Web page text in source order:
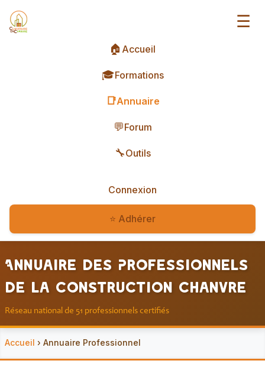
☰
🏠 Accueil
🎓Formations
📑Annuaire
💬Forum
🔧Outils
Connexion
⭐ Adhérer
Annuaire des Professionnels
de la Construction Chanvre
Réseau national de 51 professionnels certifiés
Accueil › Annuaire Professionnel